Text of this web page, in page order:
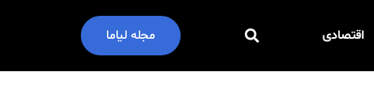
اقتصادی مجله لیاما